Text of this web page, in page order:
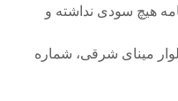
این برنامه هیچ سودی نداشته و
مینای شرقی، شماره